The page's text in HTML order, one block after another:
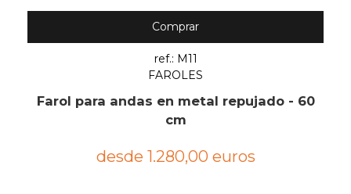
Comprar
ref.: M11
FAROLES
Farol para andas en metal repujado - 60
cm
desde 1.280,00 euros